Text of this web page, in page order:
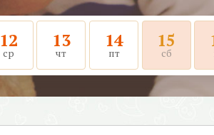
12
ср
13
чт
14
пт
15
сб